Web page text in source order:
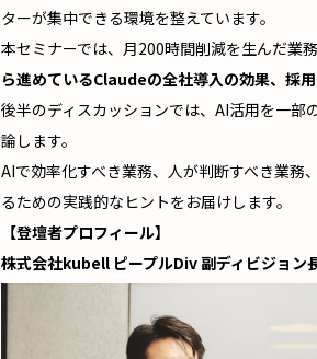
ターが集中できる環境を整えています。
本セミナーでは、月200時間削減を生んだ業
ら進めているClaudeの全社導入の効果、採
後半のディスカッションでは、AI活用を一
論します。
AIで効率化すべき業務、人が判断すべき業務
るための実践的なヒントをお届けします。
【登壇者プロフィール】
株式会社kubell ピープルDiv 副ディビジョ